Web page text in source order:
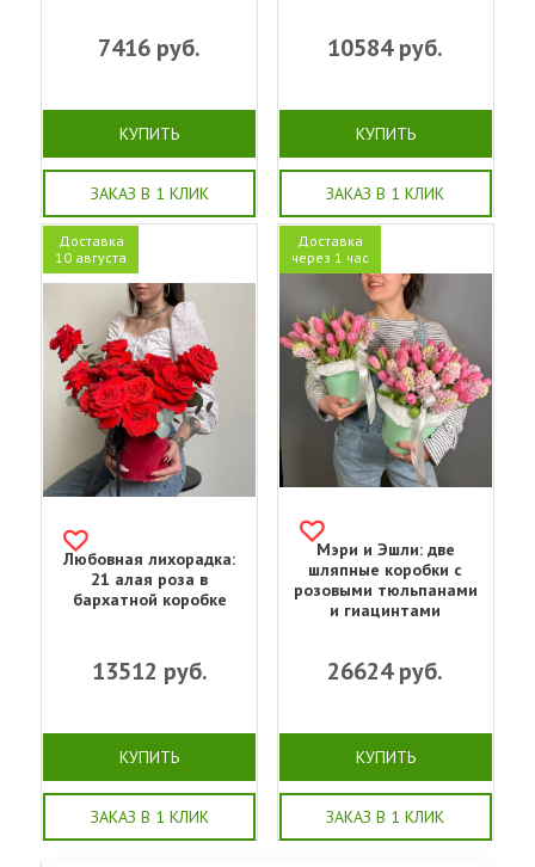
7416 руб.
КУПИТЬ
ЗАКАЗ В 1 КЛИК
10584руб.
КУПИТЬ
ЗАКАЗ В 1 КЛИК
Доставка
10 августа
Любовная лихорадка:
21 алая роза в
бархатной коробке
13512 руб.
КУПИТЬ
ЗАКАЗ В 1 КЛИК
Доставка
через 1 час
Мэри и Эшли: две
шляпные коробки с
розовыми тюльпанами
и гиацинтами
26624руб.
КУПИТЬ
ЗАКАЗ В 1 КЛИК